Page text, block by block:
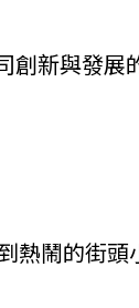
新與發展
鬧的街